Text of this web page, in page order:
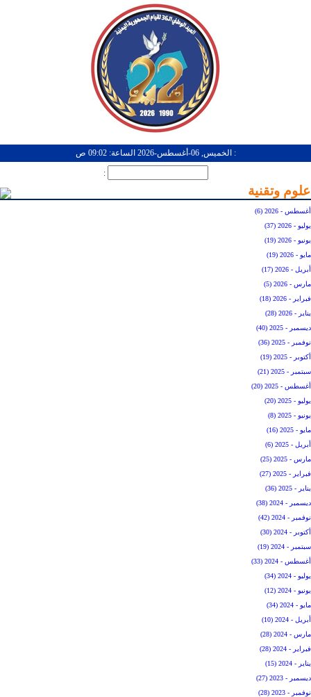
: الخميس, 06-أغسطس-2026 الساعة: 09:02 ص
:
علوم وتقنية
أغسطس - 2026 (6)
يوليو - 2026 (37)
يونيو - 2026 (19)
مايو - 2026 (19)
أبريل - 2026 (17)
مارس - 2026 (5)
فبراير - 2026 (18)
يناير - 2026 (28)
ديسمبر - 2025 (40)
نوفمبر - 2025 (36)
أكتوبر - 2025 (19)
سبتمبر - 2025 (21)
أغسطس - 2025 (20)
يوليو - 2025 (20)
يونيو - 2025 (8)
مايو - 2025 (16)
أبريل - 2025 (6)
مارس - 2025 (25)
فبراير - 2025 (27)
يناير - 2025 (36)
ديسمبر - 2024 (38)
نوفمبر - 2024 (42)
أكتوبر - 2024 (30)
سبتمبر - 2024 (19)
أغسطس - 2024 (33)
يوليو - 2024 (34)
يونيو - 2024 (12)
مايو - 2024 (34)
أبريل - 2024 (10)
مارس - 2024 (28)
فبراير - 2024 (28)
يناير - 2024 (15)
ديسمبر - 2023 (27)
نوفمبر - 2023 (28)